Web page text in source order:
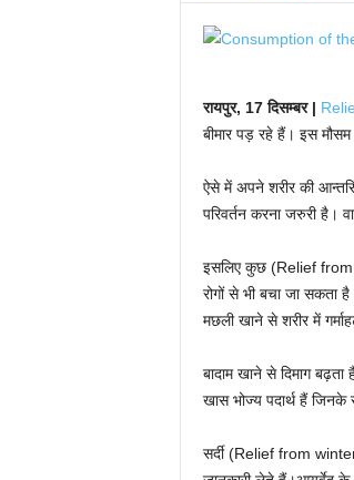
रायपुर, 17 दिसम्बर |
बीमार पड़ रहे हैं। इस
ऐसे में अपने शरीर की
परिवर्तन करना जरुरी है।
इसलिए कुछ (Relief
रोगों से भी बचा जा सकता
मछली खाने से शरीर में
बादाम खाने से दिमाग
खास भोज्य पदार्थ हैं जिनके
सर्दी (Relief from